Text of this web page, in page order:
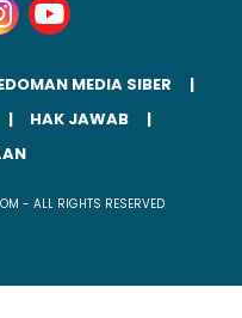
MEDIA SIBER
HAK JAWAB
- ALL RIGHTS RESERVED